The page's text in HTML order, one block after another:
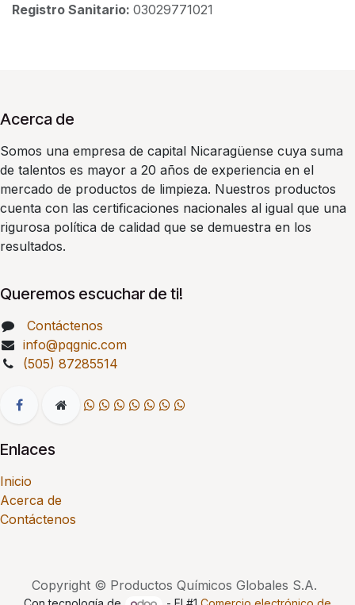
Registro Sanitario: 03029771021
Acerca de
Somos una empresa de capital Nicaragüense cuya suma
de talentos es mayor a 20 años de experiencia en el
mercado de productos de limpieza. Nuestros productos
cuenta con las certificaciones nacionales al igual que una
rigurosa política de calidad que se demuestra en los
resultados.
Queremos escuchar de ti!
Contáctenos
info@pqgnic.com
(505) 87285514
Enlaces
Inicio
Acerca de
Contáctenos
Copyright © Productos Químicos Globales S.A.